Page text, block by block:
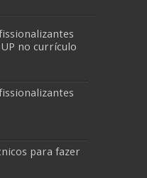
no currículo
para fazer